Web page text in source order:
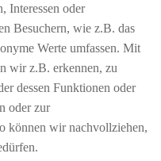
Interessen oder
Besuchern, wie z.B. das
Werte umfassen. Mit
wir z.B. erkennen, zu
dessen Funktionen oder
oder zur
können wir nachvollziehen,